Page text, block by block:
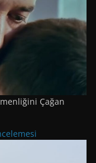
Çağan